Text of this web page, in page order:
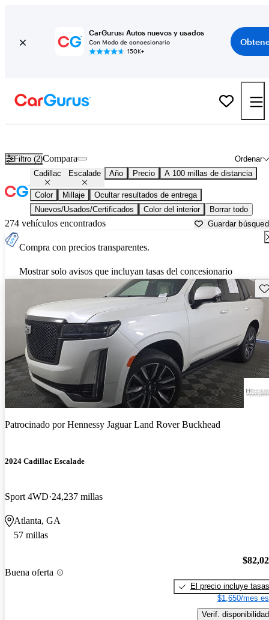
CarGurus: Autos nuevos y usados
Con Modo de concesionario
150K+
Filtro (2) Ordenar
Compara
Cadillac Escalade Año Precio A 100 millas de distancia
Color Millaje
Ocultar resultados de entrega
Nuevos/Usados/Certificados
Color del interior Borrar todo
274 vehículos encontrados Guardar
Compra con precios transparentes.
Mostrar solo avisos que incluyan tasas del concesionario
Patrocinado porHennessy Jaguar Land Rover Buckhead
2024 Cadillac Escalade
Sport 4WD 24,237 millas
Atlanta, GA
57 millas
Buena oferta
El precio incluye tasas
$1,650/mes
Verif. disponibilidad